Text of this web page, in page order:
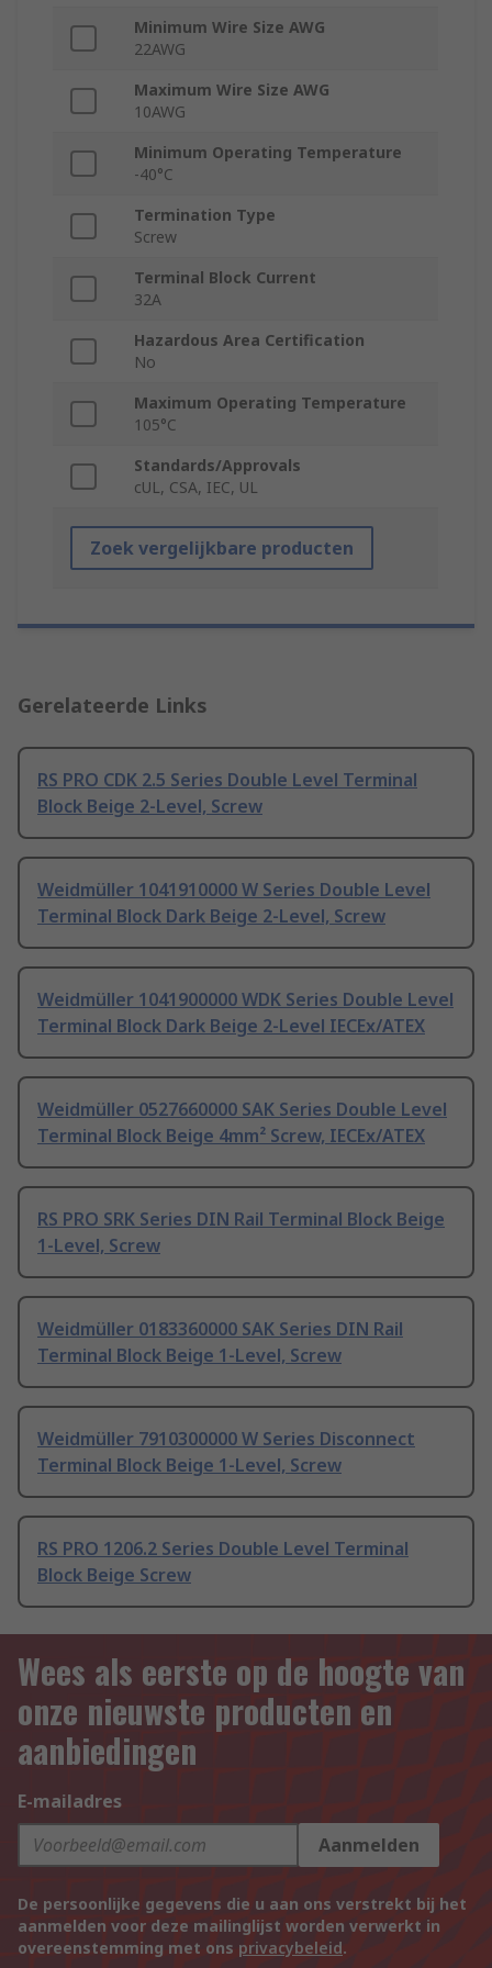
Minimum Wire Size AWG
22AWG
Maximum Wire Size AWG
10AWG
Minimum Operating Temperature
-40°C
Termination Type
Screw
Terminal Block Current
32A
Hazardous Area Certification
No
Maximum Operating Temperature
105°C
Standards/Approvals
cUL, CSA, IEC, UL
Zoek vergelijkbare producten
Gerelateerde Links
RS PRO CDK 2.5 Series Double Level Terminal
Block Beige 2-Level, Screw
Weidmüller 1041910000 W Series Double Level
Terminal Block Dark Beige 2-Level, Screw
Weidmüller 1041900000 WDK Series Double Level
Terminal Block Dark Beige 2-Level IECEx/ATEX
Weidmüller 0527660000 SAK Series Double Level
Terminal Block Beige 4mm² Screw, IECEx/ATEX
RS PRO SRK Series DIN Rail Terminal Block Beige
1-Level, Screw
Weidmüller 0183360000 SAK Series DIN Rail
Terminal Block Beige 1-Level, Screw
Weidmüller 7910300000 W Series Disconnect
Terminal Block Beige 1-Level, Screw
RS PRO 1206.2 Series Double Level Terminal
Block Beige Screw
Wees als eerste op de hoogte van
onze nieuwste producten en
aanbiedingen
E-mailadres
Aanmelden
De persoonlijke gegevens die u aan ons verstrekt bij het
aanmelden voor deze mailinglijst worden verwerkt in
overeenstemming met ons privacybeleid.